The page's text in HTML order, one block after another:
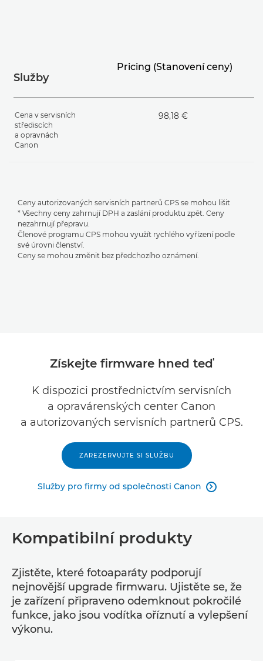
Služby
Pricing (Stanovení ceny)
Cena v servisních
střediscích
a opravnách
Canon
98,18 €
Ceny autorizovaných servisních partnerů CPS se mohou lišit
* Všechny ceny zahrnují DPH a zaslání produktu zpět. Ceny
nezahrnují přepravu.
Členové programu CPS mohou využít rychlého vyřízení podle
své úrovni členství.
Ceny se mohou změnit bez předchozího oznámení.
Získejte firmware hned teď
K dispozici prostřednictvím servisních
a opravárenských center Canon
a autorizovaných servisních partnerů CPS.
ZAREZERVUJTE SI SLUŽBU
Služby pro firmy od společnosti Canon 
Kompatibilní produkty
Zjistěte, které fotoaparáty podporují
nejnovější upgrade firmwaru. Ujistěte se, že
je zařízení připraveno odemknout pokročilé
funkce, jako jsou vodítka oříznutí a vylepšení
výkonu.